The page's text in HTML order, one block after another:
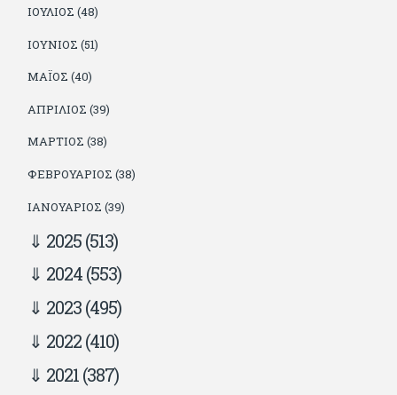
ΙΟΎΛΙΟΣ (48)
ΙΟΎΝΙΟΣ (51)
ΜΆΙΟΣ (40)
ΑΠΡΊΛΙΟΣ (39)
ΜΆΡΤΙΟΣ (38)
ΦΕΒΡΟΥΆΡΙΟΣ (38)
ΙΑΝΟΥΆΡΙΟΣ (39)
2025(513)
2024(553)
2023(495)
2022(410)
2021(387)